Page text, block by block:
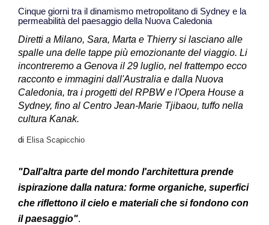
Cinque giorni tra il dinamismo metropolitano di Sydney e la
permeabilità del paesaggio della Nuova Caledonia
Diretti a Milano, Sara, Marta e Thierry si lasciano alle
spalle una delle tappe più emozionante del viaggio. Li
incontreremo a Genova il 29 luglio, nel frattempo ecco
racconto e immagini dall'Australia e dalla Nuova
Caledonia, tra i progetti del RPBW e l'Opera House a
Sydney, fino al Centro Jean-Marie Tjibaou, tuffo nella
cultura Kanak.
di Elisa Scapicchio
"Dall'altra parte del mondo l'architettura prende
ispirazione dalla natura: forme organiche, superfici
che riflettono il cielo e materiali che si fondono con
il paesaggio".